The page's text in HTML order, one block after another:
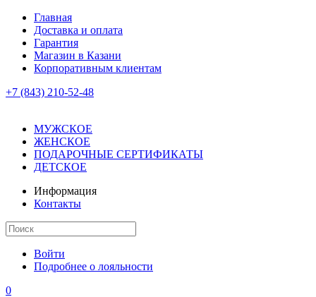
Главная
Доставка и оплата
Гарантия
Магазин в Казани
Корпоративным клиентам
+7 (843) 210-52-48
МУЖСКОЕ
ЖЕНСКОЕ
ПОДАРОЧНЫЕ СЕРТИФИКАТЫ
ДЕТСКОЕ
Информация
Контакты
Войти
Подробнее о лояльности
0